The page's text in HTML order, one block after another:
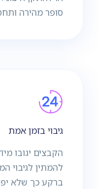
סופר מהירה
גיבוי בזמן אמת
הקבצים יגובו
להמתין לגיבוי
ברקע כך שלא